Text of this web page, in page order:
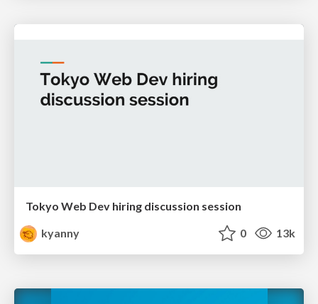
Tokyo Web Dev hiring discussion session
kyanny
0 13k